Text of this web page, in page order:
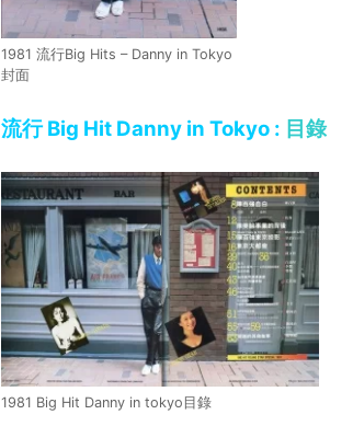
1981 流行Big Hits – Danny in Tokyo
封面
流行 Big Hit Danny in Tokyo : 目錄
1981 Big Hit Danny in tokyo目錄